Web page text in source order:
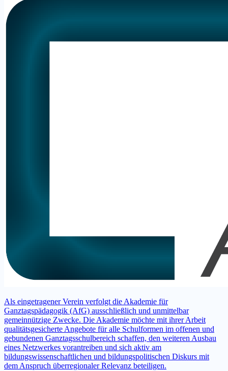
Als eingetragener Verein verfolgt die Akademie für
Ganztagspädagogik (AfG) ausschließlich und unmittelbar
gemeinnützige Zwecke. Die Akademie möchte mit ihrer Arbeit
qualitätsgesicherte Angebote für alle Schulformen im offenen und
gebundenen Ganztagsschulbereich schaffen, den weiteren Ausbau
eines Netzwerkes vorantreiben und sich aktiv am
bildungswissenschaftlichen und bildungspolitischen Diskurs mit
dem Anspruch überregionaler Relevanz beteiligen.